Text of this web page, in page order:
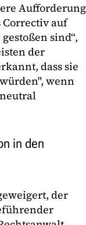
Aufforderung
Correctiv auf
sind“,
der
dass sie
wenn
in den
der